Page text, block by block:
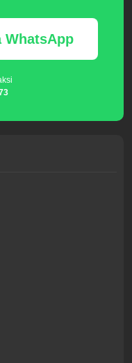
WhatsApp